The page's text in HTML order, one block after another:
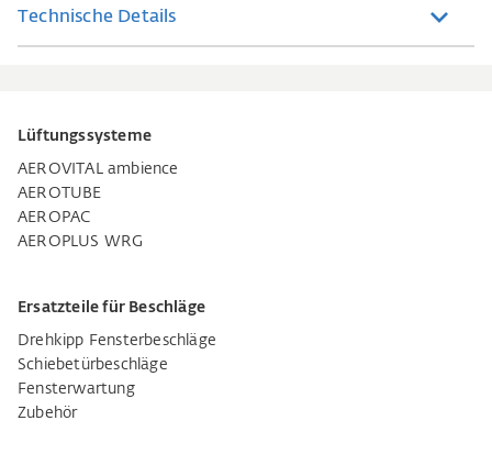
Technische Details
Lüftungssysteme
AEROVITAL ambience
AEROTUBE
AEROPAC
AEROPLUS WRG
Ersatzteile für Beschläge
Drehkipp Fensterbeschläge
Schiebetürbeschläge
Fensterwartung
Zubehör